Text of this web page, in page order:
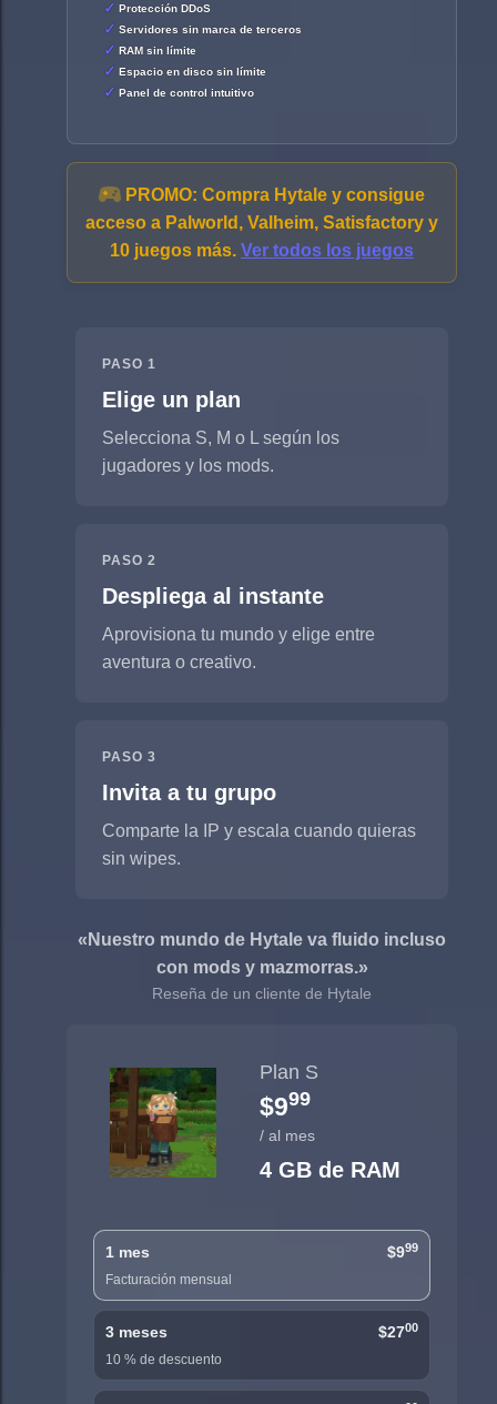
Protección DDoS
Servidores sin marca de terceros
RAM sin límite
Espacio en disco sin límite
Panel de control intuitivo
PROMO: Compra Hytale y consigue
acceso a Palworld, Valheim, Satisfactory y
10 juegos más. Ver todos los juegos
PASO 1
Elige un plan
Selecciona S, M o L según los
jugadores y los mods.
PASO 2
Despliega al instante
Aprovisiona tu mundo y elige entre
aventura o creativo.
PASO 3
Invita a tu grupo
Comparte la IP y escala cuando quieras
sin wipes.
«Nuestro mundo de Hytale va fluido incluso
con mods y mazmorras.»
Reseña de un cliente de Hytale
Plan S
$999
/ al mes
4 GB de RAM
1 mes $999
Facturación mensual
3 meses $2700
10 % de descuento